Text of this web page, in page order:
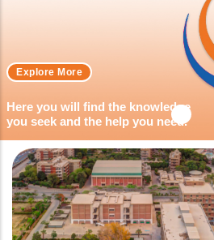
Here you will find the knowledge
you seek and the help you need.
Explore More